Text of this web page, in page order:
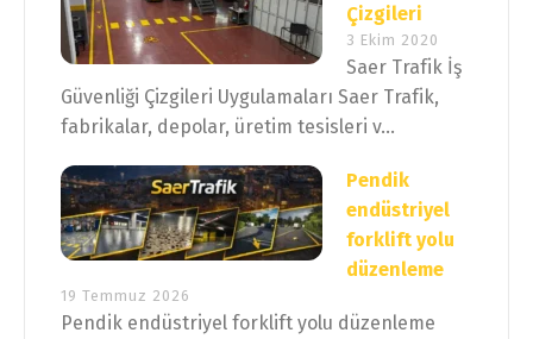
Çizgileri
3 Ekim 2020
Saer Trafik İş
Güvenliği Çizgileri Uygulamaları Saer Trafik,
fabrikalar, depolar, üretim tesisleri v...
Pendik
endüstriyel
forklift yolu
düzenleme
19 Temmuz 2026
Pendik endüstriyel forklift yolu düzenleme